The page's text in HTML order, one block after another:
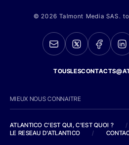
© 2026 Talmont Media SAS.
MIEUX NOUS CONNAITRE
ATLANTICO C'EST QUI, C'EST QUOI ?
/
LE RESEAU D'ATLANTICO
/